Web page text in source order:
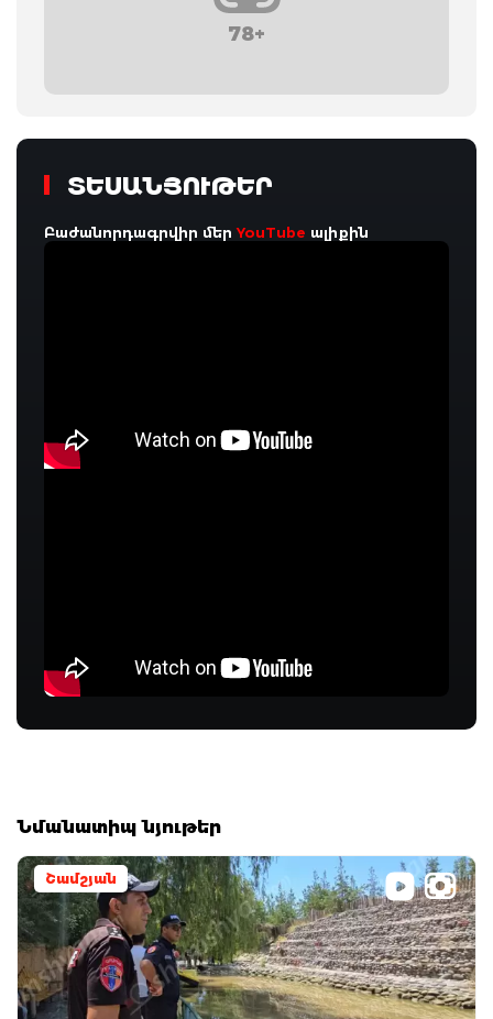
78+
ՏԵՍԱՆՅՈՒԹԵՐ
Բաժանորդագրվիր մերYouTube ալիքին
Նմանատիպ նյութեր
Շամշյան